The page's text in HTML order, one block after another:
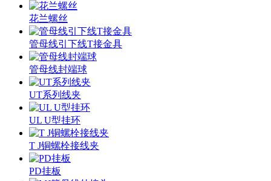
花兰螺丝
管母线引下线T接金具
管母线封端球
UT系列线夹
UL U型挂环
T J铜螺栓接线夹
PD挂板